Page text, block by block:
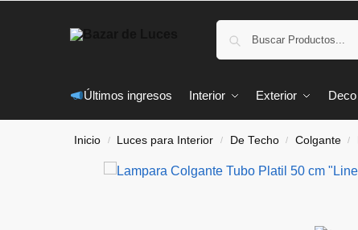
Últimos ingresos Interior Exterior Deco
Inicio / Luces para Interior / De Techo / Colgante /